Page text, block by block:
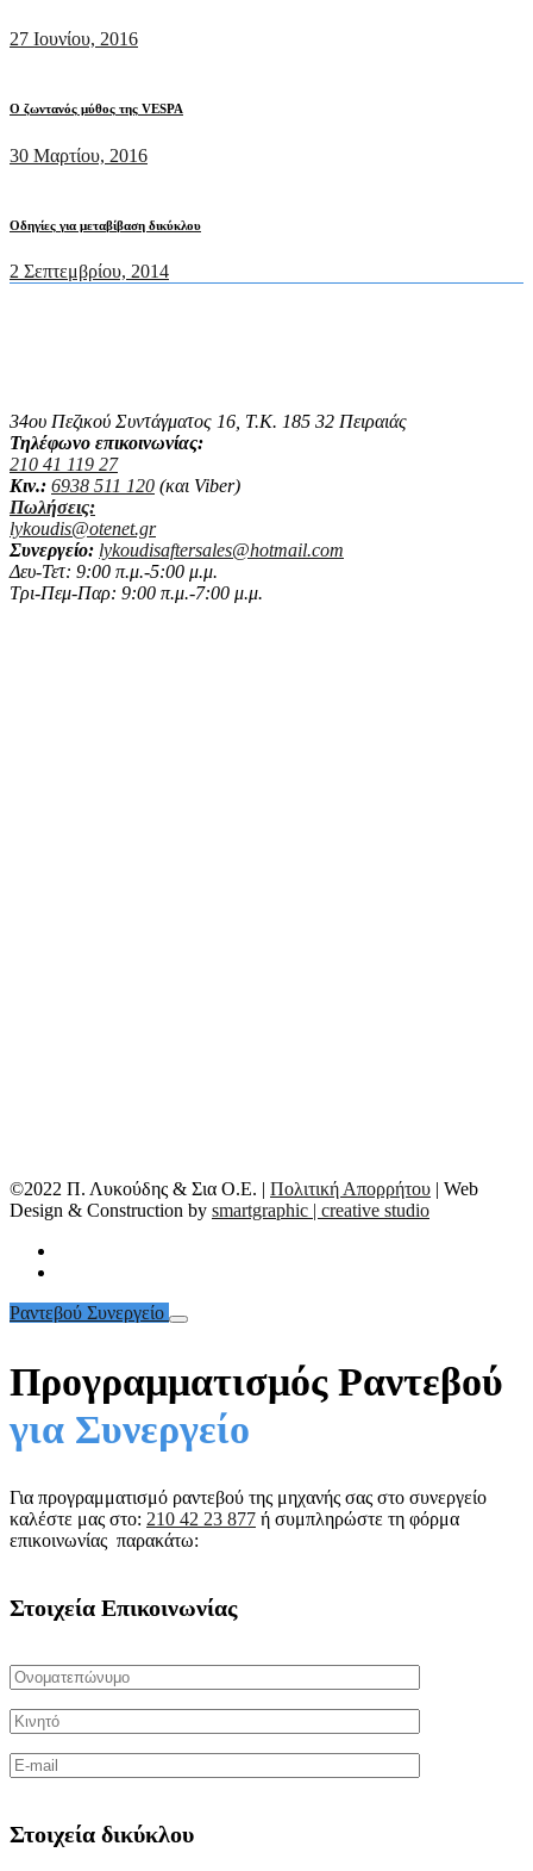
27 Ιουνίου, 2016
Ο ζωντανός μύθος της VESPA
30 Μαρτίου, 2016
Οδηγίες για μεταβίβαση δικύκλου
2 Σεπτεμβρίου, 2014
34ου Πεζικού Συντάγματος 16, Τ.Κ. 185 32 Πειραιάς
Τηλέφωνο επικοινωνίας:
210 41 119 27
Κιν.: 6938 511 120 (και Viber)
Πωλήσεις:
lykoudis@otenet.gr
Συνεργείο: lykoudisaftersales@hotmail.com
Δευ-Τετ: 9:00 π.μ.-5:00 μ.μ.
Τρι-Πεμ-Παρ: 9:00 π.μ.-7:00 μ.μ.
©2022 Π. Λυκούδης & Σια Ο.Ε. | Πολιτική Απορρήτου | Web
Design & Construction by smartgraphic | creative studio
Ραντεβού Συνεργείο
Προγραμματισμός Ραντεβού
για Συνεργείο
Για προγραμματισμό ραντεβού της μηχανής σας στο συνεργείο
καλέστε μας στο: 210 42 23 877 ή συμπληρώστε τη φόρμα
επικοινωνίας παρακάτω:
Στοιχεία Επικοινωνίας
Στοιχεία δικύκλου